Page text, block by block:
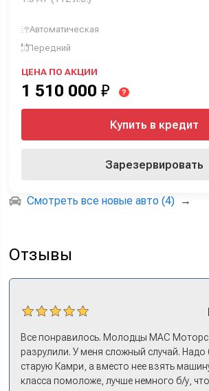
Автоматическая
Передний
ЦЕНА ПО АКЦИИ
1 510 000 ₽ ?
Купить в кредит
Зарезервировать
Смотреть все новые авто (4) →
Отзывы
Все понравилось. Молодцы МАС
разрулили. У меня сложный случай.
старую Камри, а вместо нее взять
класса помоложе, лучше немного б/у,